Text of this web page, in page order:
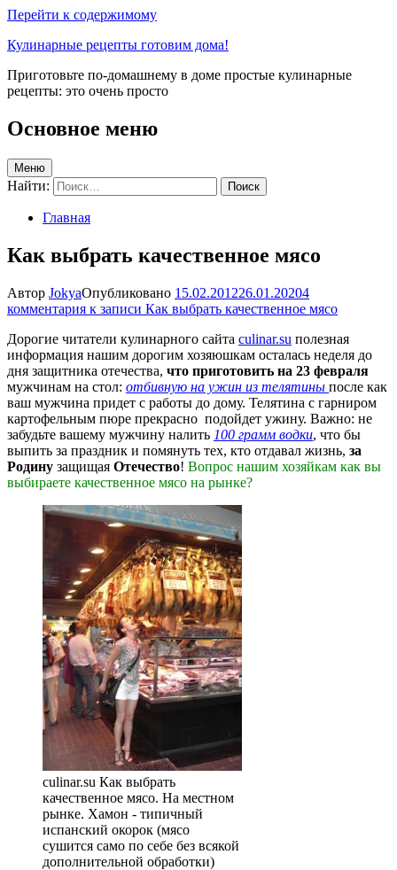
Перейти к содержимому
Кулинарные рецепты готовим дома!
Приготовьте по-домашнему в доме простые кулинарные
рецепты: это очень просто
Основное меню
Меню
Найти:
Главная
Как выбрать качественное мясо
Автор JokyaОпубликовано 15.02.201226.01.20204
комментария к записи Как выбрать качественное мясо
Дорогие читатели кулинарного сайта culinar.su полезная
информация нашим дорогим хозяюшкам осталась неделя до
дня защитника отечества, что приготовить на 23 февраля
мужчинам на стол: отбивную на ужин из телятины после как
ваш мужчина придет с работы до дому. Телятина с гарниром
картофельным пюре прекрасно подойдет ужину. Важно: не
забудьте вашему мужчину налить 100 грамм водки, что бы
выпить за праздник и помянуть тех, кто отдавал жизнь, за
Родину защищая Отечество! Вопрос нашим хозяйкам как вы
выбираете качественное мясо на рынке?
culinar.su Как выбрать
качественное мясо. На местном
рынке. Хамон - типичный
испанский окорок (мясо
сушится само по себе без всякой
дополнительной обработки)